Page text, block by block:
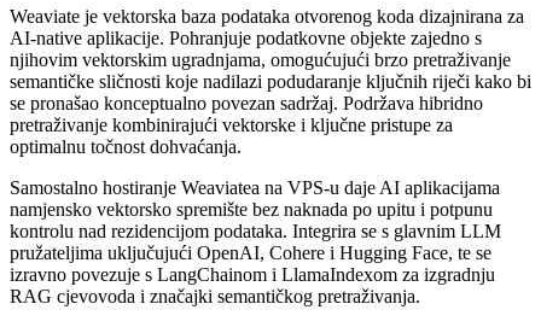
Weaviate je vektorska baza podataka otvorenog koda dizajnirana za
AI-native aplikacije. Pohranjuje podatkovne objekte zajedno s
njihovim vektorskim ugradnjama, omogućujući brzo pretraživanje
semantičke sličnosti koje nadilazi podudaranje ključnih riječi kako bi
se pronašao konceptualno povezan sadržaj. Podržava hibridno
pretraživanje kombinirajući vektorske i ključne pristupe za
optimalnu točnost dohvaćanja.
Samostalno hostiranje Weaviatea na VPS-u daje AI aplikacijama
namjensko vektorsko spremište bez naknada po upitu i potpunu
kontrolu nad rezidencijom podataka. Integrira se s glavnim LLM
pružateljima uključujući OpenAI, Cohere i Hugging Face, te se
izravno povezuje s LangChainom i LlamaIndexom za izgradnju
RAG cjevovoda i značajki semantičkog pretraživanja.